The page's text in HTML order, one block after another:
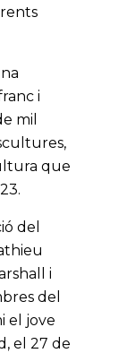
i
mil
que
del
i
del
el jove
el 27 de